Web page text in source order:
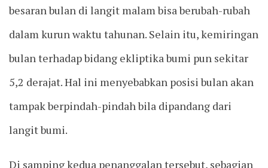
besaran bulan di langit malam bisa berubah-rubah
dalam kurun waktu tahunan. Selain itu, kemiringan
bulan terhadap bidang ekliptika bumi pun sekitar
5,2 derajat. Hal ini menyebabkan posisi bulan akan
tampak berpindah-pindah bila dipandang dari
langit bumi.
Di samping kedua penanggalan tersebut, sebagian